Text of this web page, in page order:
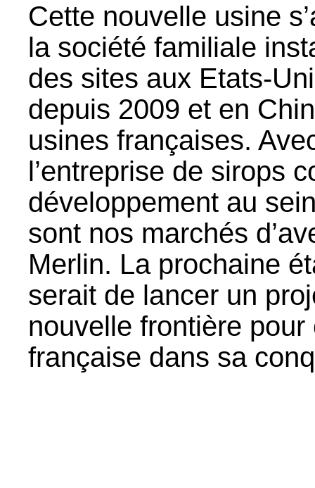
Cette nouvelle usine
la société familiale
des sites aux Etats-
depuis 2009 et en
usines françaises.
l’entreprise de sirops
développement au
sont nos marchés
Merlin. La prochaine
serait de lancer un
nouvelle frontière
française dans sa